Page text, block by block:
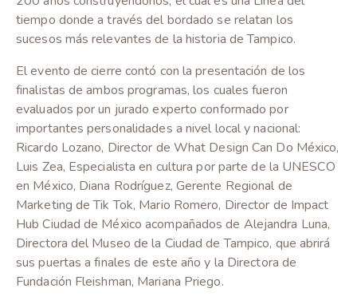
tiempo donde a través del bordado se relatan los
sucesos más relevantes de la historia de Tampico.
El evento de cierre contó con la presentación de los
finalistas de ambos programas, los cuales fueron
evaluados por un jurado experto conformado por
importantes personalidades a nivel local y nacional:
Ricardo Lozano, Director de What Design Can Do México,
Luis Zea, Especialista en cultura por parte de la UNESCO
en México, Diana Rodríguez, Gerente Regional de
Marketing de Tik Tok, Mario Romero, Director de Impact
Hub Ciudad de México acompañados de Alejandra Luna,
Directora del Museo de la Ciudad de Tampico, que abrirá
sus puertas a finales de este año y la Directora de
Fundación Fleishman, Mariana Priego.